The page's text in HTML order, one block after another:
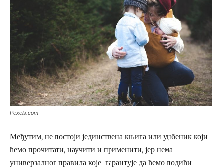
Pexels.com
Међутим, не постоји јединствена књига или уџбеник који
ћемо прочитати, научити и применити, јер нема
универзалног правила које гарантује да ћемо подићи